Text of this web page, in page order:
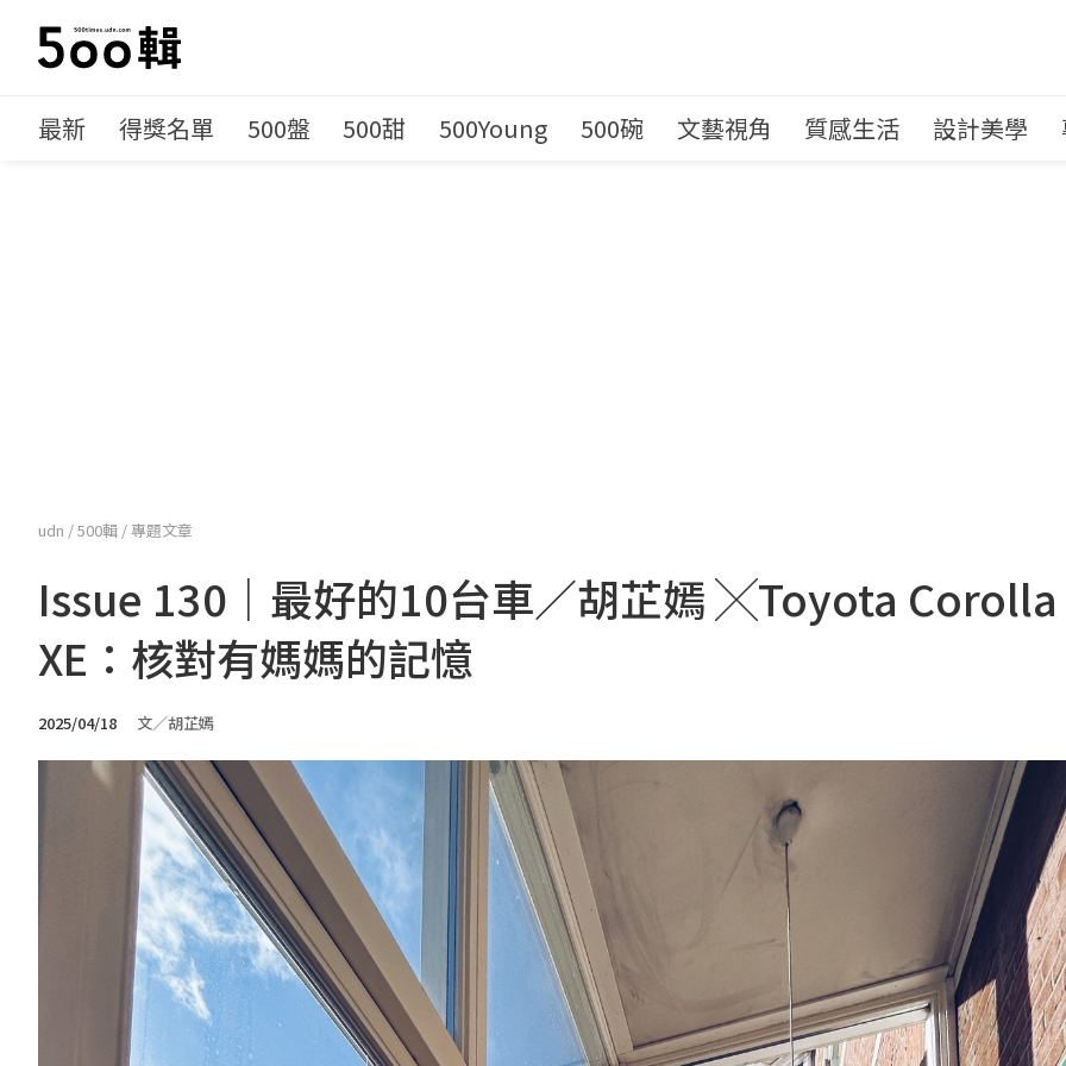
最新 得獎名單 500盤 500甜 500Young 500碗 文藝視角 質感生活 設計美學
udn /500輯 /專題文章
Issue 130｜最好的10台車／胡芷嫣 ╳Toyota
XE：核對有媽媽的記憶
2025/04/18 文／胡芷嫣